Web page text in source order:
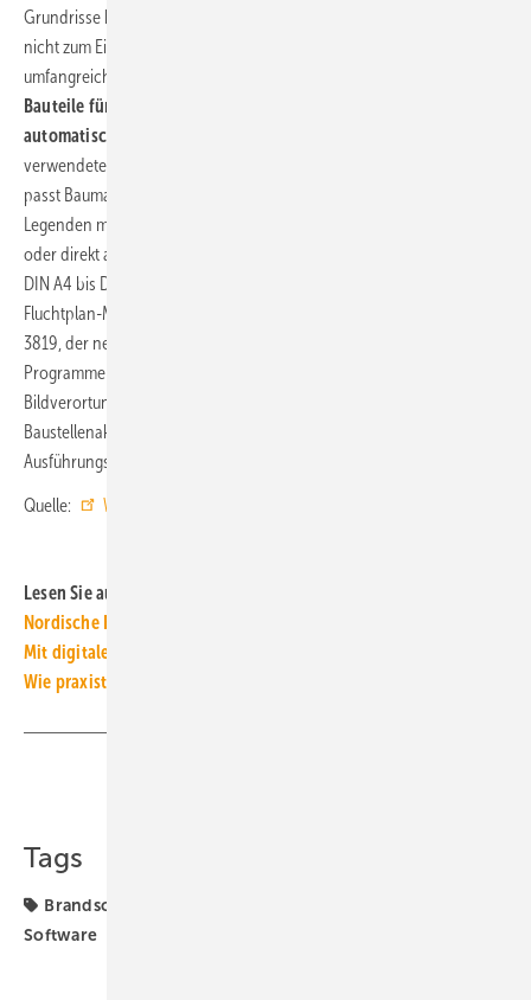
Grundrisse halbautomatisch eingegeben werden können, bisher
nicht zum Einsatz. Besonders schätzen gelernt hat Baumann die
umfangreiche, aktuelle und normgerechte
Bauteile für Brandschutzpläne
automatische Legenden-Generierung
verwendete Symbolik automatisch aufgelistet und erläutert wird. Diese
passt Baumann dann bedarfsgerecht an oder erstellt individuelle
Legenden manuell. Ausgegeben werden die Pläne im PDF-Format
oder direkt auf dem büroeigenen Farb-Laserdrucker in den Formaten
DIN A4 bis DIN A0. Inzwischen nutzt Baumann auch das neue
Fluchtplan-Modul für Erstellung von Brandschutzplänen nach VDI
3819, der neben Fluchtplan und Brandschutznachweis auch die
Programme Bautagebuch inklusive Mängelmanagement und die
Bildverortung von Weise Software einsetzt. Damit dokumentiert er
Baustellenaktivitäten, erfasst und verwaltet Material- und
Ausführungsmängel – digital und ohne Medienbrüche. ■
Quelle: Weise Software
Lesen Sie auch:
Nordische Botschaften setzen auf digitalen Brandschutz
Mit digitalen Simulationen reale Brände vermeiden
Wie praxistauglich sind Brandversuche für Rohrabschottungen?
Tags
Brandschutz
Software